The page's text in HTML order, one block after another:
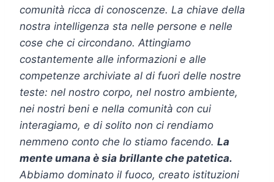
comunità ricca di conoscenze. La chiave della
nostra intelligenza sta nelle persone e nelle
cose che ci circondano. Attingiamo
costantemente alle informazioni e alle
competenze archiviate al di fuori delle nostre
teste: nel nostro corpo, nel nostro ambiente,
nei nostri beni e nella comunità con cui
interagiamo, e di solito non ci rendiamo
nemmeno conto che lo stiamo facendo. La
mente umana è sia brillante che patetica.
Abbiamo dominato il fuoco, creato istituzioni